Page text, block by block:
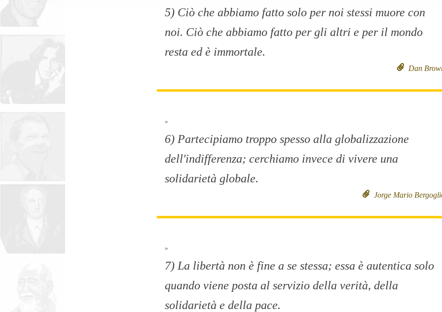
5) Ciò che abbiamo fatto solo per noi stessi muore con
noi. Ciò che abbiamo fatto per gli altri e per il mondo
resta ed è immortale.
Dan
»
6) Partecipiamo troppo spesso alla globalizzazione
dell'indifferenza; cerchiamo invece di vivere una
solidarietà globale.
Jorge Mario
»
7) La libertà non è fine a se stessa; essa è autentica solo
quando viene posta al servizio della verità, della
solidarietà e della pace.